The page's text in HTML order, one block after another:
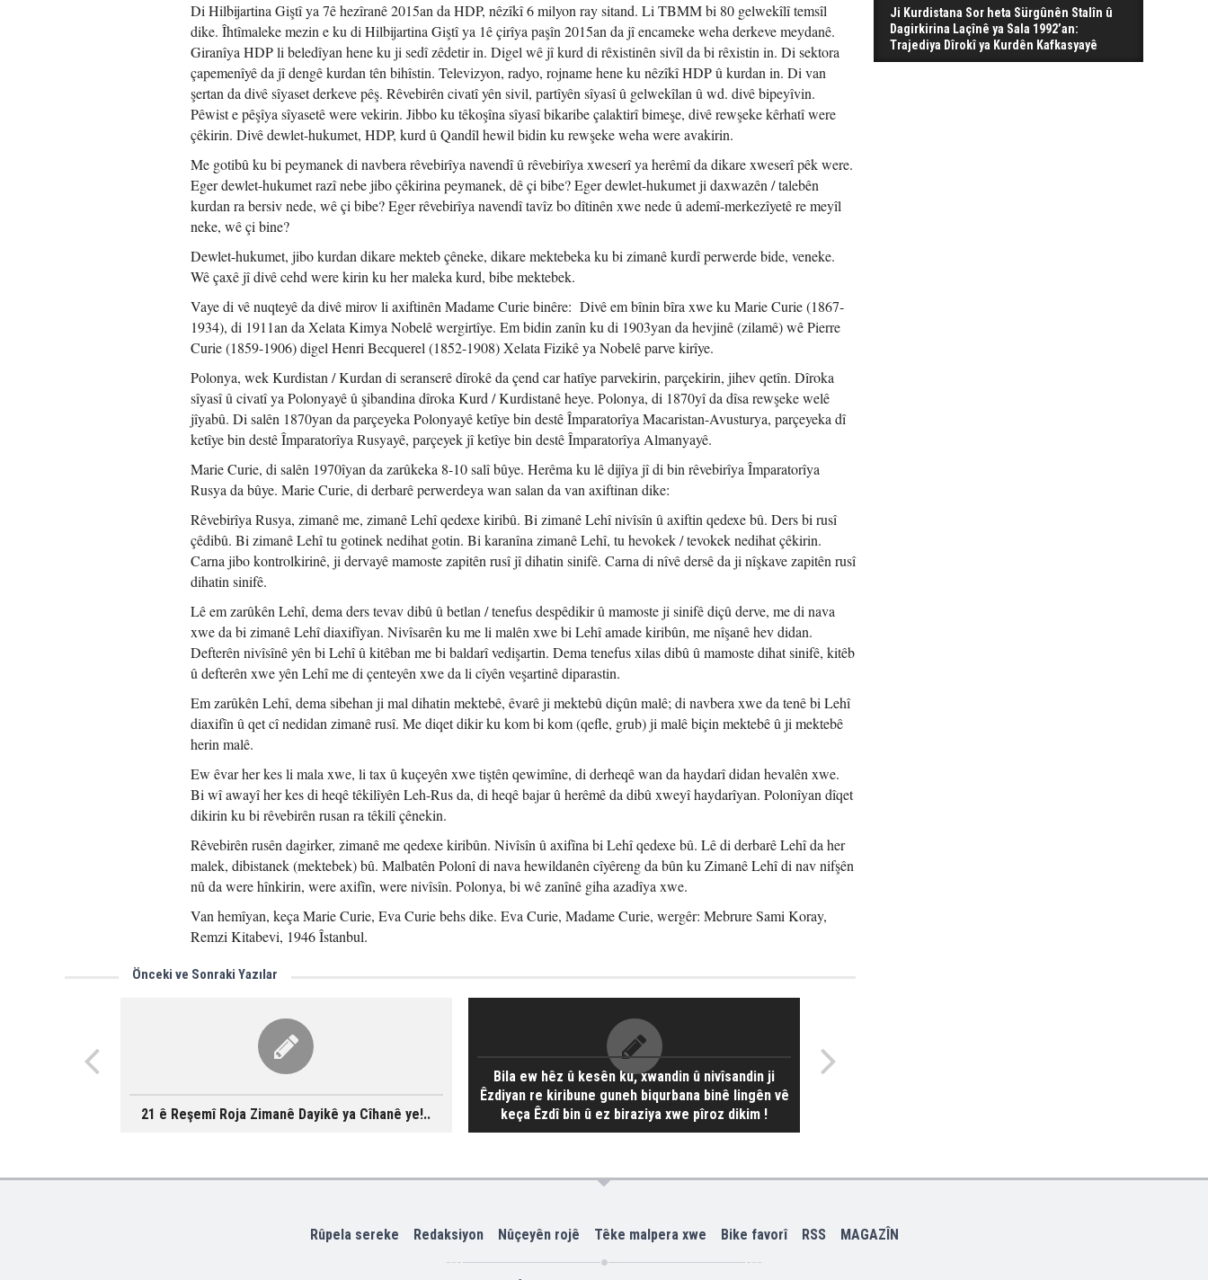
Di Hilbijartina Giştî ya 7ê hezîranê 2015an da HDP, nêzîkî 6 milyon ray sitand. Li TBMM bi 80 gelwekîlî temsîl
dike. Îhtîmaleke mezin e ku di Hilbijartina Giştî ya 1ê çirîya paşîn 2015an da jî encameke weha derkeve meydanê.
Giranîya HDP li beledîyan hene ku ji sedî zêdetir in. Digel wê jî kurd di rêxistinên sivîl da bi rêxistin in. Di sektora
çapemenîyê da jî dengê kurdan tên bihîstin. Televizyon, radyo, rojname hene ku nêzîkî HDP û kurdan in. Di van
şertan da divê sîyaset derkeve pêş. Rêvebirên civatî yên sivil, partîyên sîyasî û gelwekîlan û wd. divê bipeyîvin.
Pêwist e pêşîya sîyasetê were vekirin. Jibbo ku têkoşîna sîyasî bikaribe çalaktirî bimeşe, divê rewşeke kêrhatî were
çêkirin. Divê dewlet-hukumet, HDP, kurd û Qandîl hewil bidin ku rewşeke weha were avakirin.
Me gotibû ku bi peymanek di navbera rêvebirîya navendî û rêvebirîya xweserî ya herêmî da dikare xweserî pêk were.
Eger dewlet-hukumet razî nebe jibo çêkirina peymanek, dê çi bibe? Eger dewlet-hukumet ji daxwazên / talebên
kurdan ra bersiv nede, wê çi bibe? Eger rêvebirîya navendî tavîz bo dîtinên xwe nede û ademî-merkezîyetê re meyîl
neke, wê çi bine?
Dewlet-hukumet, jibo kurdan dikare mekteb çêneke, dikare mektebeka ku bi zimanê kurdî perwerde bide, veneke.
Wê çaxê jî divê cehd were kirin ku her maleka kurd, bibe mektebek.
Vaye di vê nuqteyê da divê mirov li axiftinên Madame Curie binêre: Divê em bînin bîra xwe ku Marie Curie (1867-
1934), di 1911an da Xelata Kimya Nobelê wergirtîye. Em bidin zanîn ku di 1903yan da hevjinê (zilamê) wê Pierre
Curie (1859-1906) digel Henri Becquerel (1852-1908) Xelata Fizikê ya Nobelê parve kirîye.
Polonya, wek Kurdistan / Kurdan di seranserê dîrokê da çend car hatîye parvekirin, parçekirin, jihev qetîn. Dîroka
sîyasî û civatî ya Polonyayê û şibandina dîroka Kurd / Kurdistanê heye. Polonya, di 1870yî da dîsa rewşeke welê
jîyabû. Di salên 1870yan da parçeyeka Polonyayê ketîye bin destê Împaratorîya Macaristan-Avusturya, parçeyeka dî
ketîye bin destê Împaratorîya Rusyayê, parçeyek jî ketîye bin destê Împaratorîya Almanyayê.
Marie Curie, di salên 1970îyan da zarûkeka 8-10 salî bûye. Herêma ku lê dijîya jî di bin rêvebirîya Împaratorîya
Rusya da bûye. Marie Curie, di derbarê perwerdeya wan salan da van axiftinan dike:
Rêvebirîya Rusya, zimanê me, zimanê Lehî qedexe kiribû. Bi zimanê Lehî nivîsîn û axiftin qedexe bû. Ders bi rusî
çêdibû. Bi zimanê Lehî tu gotinek nedihat gotin. Bi karanîna zimanê Lehî, tu hevokek / tevokek nedihat çêkirin.
Carna jibo kontrolkirinê, ji dervayê mamoste zapitên rusî jî dihatin sinifê. Carna di nîvê dersê da ji nîşkave zapitên rusî
dihatin sinifê.
Lê em zarûkên Lehî, dema ders tevav dibû û betlan / tenefus despêdikir û mamoste ji sinifê diçû derve, me di nava
xwe da bi zimanê Lehî diaxifîyan. Nivîsarên ku me li malên xwe bi Lehî amade kiribûn, me nîşanê hev didan.
Defterên nivîsînê yên bi Lehî û kitêban me bi baldarî vedişartin. Dema tenefus xilas dibû û mamoste dihat sinifê, kitêb
û defterên xwe yên Lehî me di çenteyên xwe da li cîyên veşartinê diparastin.
Em zarûkên Lehî, dema sibehan ji mal dihatin mektebê, êvarê ji mektebû diçûn malê; di navbera xwe da tenê bi Lehî
diaxifîn û qet cî nedidan zimanê rusî. Me diqet dikir ku kom bi kom (qefle, grub) ji malê biçin mektebê û ji mektebê
herin malê.
Ew êvar her kes li mala xwe, li tax û kuçeyên xwe tiştên qewimîne, di derheqê wan da haydarî didan hevalên xwe.
Bi wî awayî her kes di heqê têkilîyên Leh-Rus da, di heqê bajar û herêmê da dibû xweyî haydarîyan. Polonîyan dîqet
dikirin ku bi rêvebirên rusan ra têkilî çênekin.
Rêvebirên rusên dagirker, zimanê me qedexe kiribûn. Nivîsîn û axifîna bi Lehî qedexe bû. Lê di derbarê Lehî da her
malek, dibistanek (mektebek) bû. Malbatên Polonî di nava hewildanên cîyêreng da bûn ku Zimanê Lehî di nav nifşên
nû da were hînkirin, were axifîn, were nivîsîn. Polonya, bi wê zanînê giha azadîya xwe.
Van hemîyan, keça Marie Curie, Eva Curie behs dike. Eva Curie, Madame Curie, wergêr: Mebrure Sami Koray,
Remzi Kitabevi, 1946 Îstanbul.
Önceki ve Sonraki Yazılar
21 ê Reşemî Roja Zimanê Dayikê ya Cîhanê ye!..
Bila ew hêz û kesên ku, xwandin û nivîsandin ji
Êzdiyan re kiribune guneh biqurbana binê lingên vê
keça Êzdî bin û ez biraziya xwe pîroz dikim !
Ji Kurdistana Sor heta Sürgûnên Stalîn û
Dagirkirina Laçînê ya Sala 1992’an:
Trajediya Dîrokî ya Kurdên Kafkasyayê
Rûpela sereke Redaksiyon Nûçeyên rojê Têke malpera xwe Bike favorî RSS MAGAZÎN